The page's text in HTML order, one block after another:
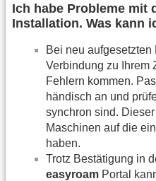
Ich habe Probleme mit
Installation. Was kann
Bei neu
Verbindung zu Ihrem
Fehlern kommen.
händisch an und
synchron sind.
Maschinen auf die
haben.
Trotz Bestätigung in
easyroam Portal